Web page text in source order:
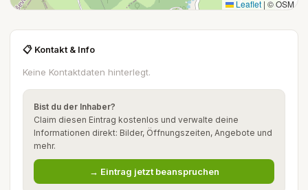
Leaflet | © OSM
📋 Kontakt & Info
Keine Kontaktdaten hinterlegt.
Bist du der Inhaber?
Claim diesen Eintrag kostenlos und verwalte deine
Informationen direkt: Bilder, Öffnungszeiten, Angebote und
mehr.
→ Eintrag jetzt beanspruchen